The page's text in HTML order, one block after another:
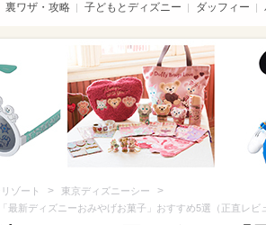
裏ワザ・攻略 子どもとディズニー ダッフィー
ゾート > 東京ディズニーシー >
最新ディズニーおみやげお菓子」おすすめ5選（正直レビ